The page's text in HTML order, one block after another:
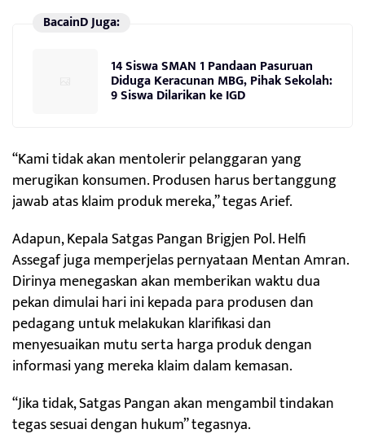
BacainD Juga:
14 Siswa SMAN 1 Pandaan Pasuruan
Diduga Keracunan MBG, Pihak Sekolah:
9 Siswa Dilarikan ke IGD
“Kami tidak akan mentolerir pelanggaran yang
merugikan konsumen. Produsen harus bertanggung
jawab atas klaim produk mereka,” tegas Arief.
Adapun, Kepala Satgas Pangan Brigjen Pol. Helfi
Assegaf juga memperjelas pernyataan Mentan Amran.
Dirinya menegaskan akan memberikan waktu dua
pekan dimulai hari ini kepada para produsen dan
pedagang untuk melakukan klarifikasi dan
menyesuaikan mutu serta harga produk dengan
informasi yang mereka klaim dalam kemasan.
“Jika tidak, Satgas Pangan akan mengambil tindakan
tegas sesuai dengan hukum” tegasnya.